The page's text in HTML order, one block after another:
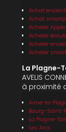
Achat
Achat
Acheter
Acheter
Acheter
Acheter
La Plagne-
AVELIS
à proximité
Aime-la-
Bourg-Saint-
La Plagne-
Les Arcs